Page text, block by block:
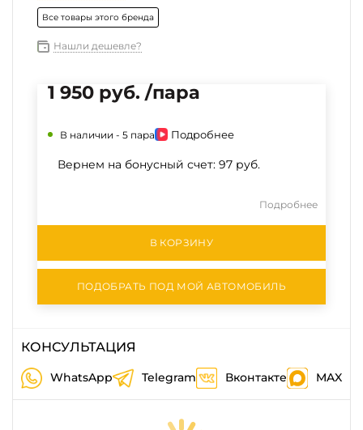
Все товары этого бренда
Нашли дешевле?
1 950 руб. /пара
В наличии - 5 пара Подробнее
Вернем на бонусный счет: 97 руб.
Подробнее
В КОРЗИНУ
ПОДОБРАТЬ ПОД МОЙ АВТОМОБИЛЬ
КОНСУЛЬТАЦИЯ
WhatsApp Telegram Вконтакте MAX